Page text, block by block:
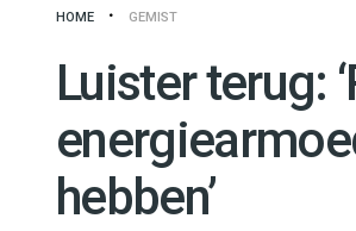
HOME GEMIST
Luister terug:
hebben’